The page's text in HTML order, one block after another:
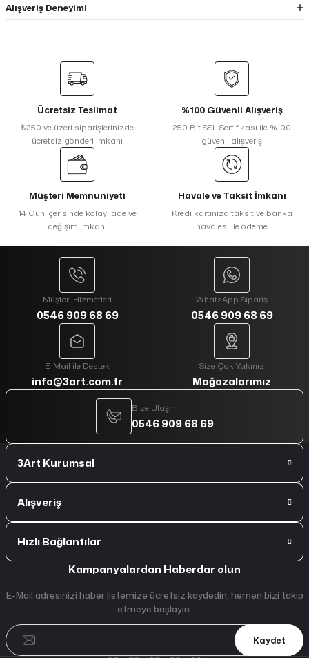
Alışveriş Deneyimi
Ücretsiz Teslimat
₺250 ve üzeri siparişlerinizde
ücretsiz gönderi imkanı
%100 Güvenli Alışveriş
250 Bit SSL Sertifikası ile %100
güvenli alışveriş
Müşteri Memnuniyeti
14 Gün içerisinde kolay iade ve
değişim imkanı
Havale ve Taksit İmkanı
Kredi kartınıza taksit ve banka
havalesi ile ödeme
Müşteri Hizmetleri
0546 909 68 69
WhatsApp Sipariş
0546 909 68 69
E-Mail ile Destek
info@3art.com.tr
Size Çok Yakınız
Mağazalarımız
Bize Ulaşın
0546 909 68 69
3Art Kurumsal
Alışveriş
Hızlı Bağlantılar
Kampanyalardan Haberdar olun
E-Mail adresinizi haber listemize ücretsiz kaydedin, hemen bizi takip
etmeye başlayın.
Kaydet